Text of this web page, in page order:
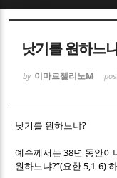
낫기를 원하느
by 이마르첼리노M
낫기를 원하느냐?
예수께서는38년 동안이
원하느냐?”(요한5,1-6)